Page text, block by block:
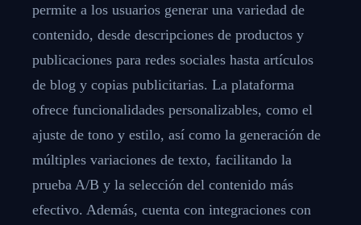
permite a los usuarios generar una variedad de
contenido, desde descripciones de productos y
publicaciones para redes sociales hasta artículos
de blog y copias publicitarias. La plataforma
ofrece funcionalidades personalizables, como el
ajuste de tono y estilo, así como la generación de
múltiples variaciones de texto, facilitando la
prueba A/B y la selección del contenido más
efectivo. Además, cuenta con integraciones con